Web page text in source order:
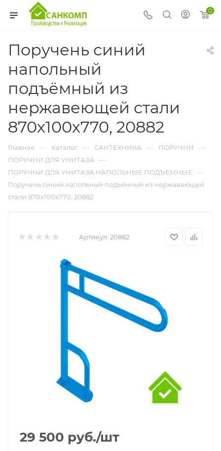
0
Поручень синий
напольный
подъёмный из
нержавеющей стали
870х100х770, 20882
Главная — Каталог — САНТЕХНИКА — ПОРУЧНИ —
ПОРУЧНИ ДЛЯ УНИТАЗА —
ПОРУЧНИ ДЛЯ УНИТАЗА НАПОЛЬНЫЕ ПОДЪЕМНЫЕ —
Поручень синий напольный подъёмный из нержавеющей
стали 870х100х770, 20882
Артикул: 20882
29 500 руб./шт